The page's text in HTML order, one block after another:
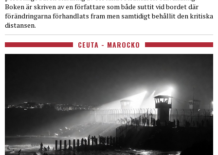
Boken är skriven av en författare som både suttit vid bordet där
förändringarna förhandlats fram men samtidigt behållit den kritiska
distansen.
CEUTA - MAROCKO